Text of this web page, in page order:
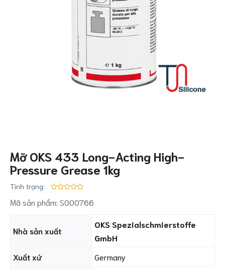
Mỡ OKS 433 Long-Acting High-
Pressure Grease 1kg
Tình trạng:
Mã sản phẩm: S000766
Nhà sản xuất
OKS Spezialschmierstoffe
GmbH
Xuất xứ
Germany